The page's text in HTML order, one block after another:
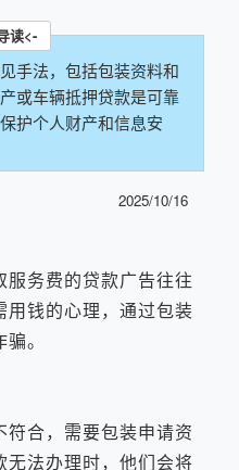
手法，包括包装资料和
或车辆抵押贷款是可靠
护个人财产和信息安
2025/10/16
务费的贷款广告往往
用钱的心理，通过包装
。
合，需要包装申请资
法办理时，他们会将